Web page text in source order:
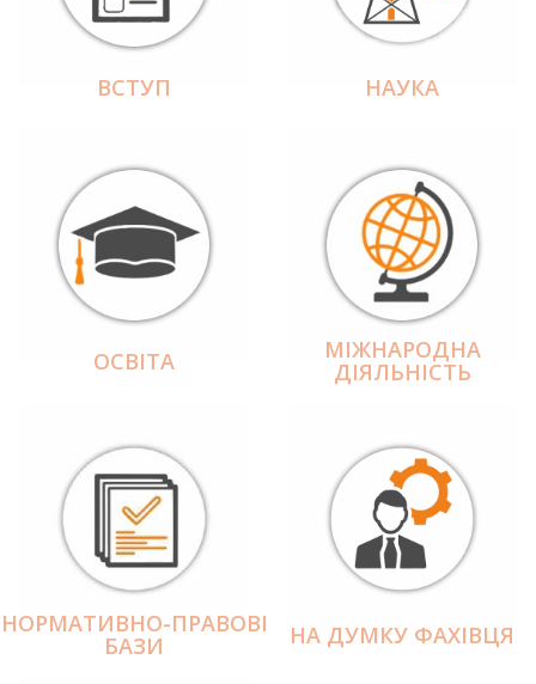
ВСТУП НАУКА
ОСВІТА МІЖНАРОДНА
ДІЯЛЬНІCТЬ
НОРМАТИВНО-ПРАВОВІ
БАЗИ НА ДУМКУ ФАХІВЦЯ